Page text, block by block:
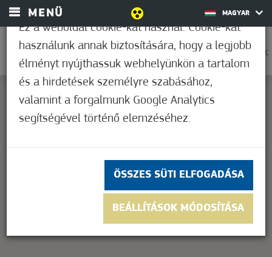
MENÜ MAGYAR
0
37,2°C
This page can't load Google Maps correctly.
Do you own this website? OK
Ez a weboldal cookie-kat használ. Cookie-kat
használunk annak biztosítására, hogy a legjobb
élményt nyújthassuk webhelyünkön a tartalom
és a hirdetések személyre szabásához,
valamint a forgalmunk Google Analytics
segítségével történő elemzéséhez.
ÖSSZES SÜTI ELFOGADÁSA
BEÁLLÍTÁSOK MÓDOSÍTÁSA